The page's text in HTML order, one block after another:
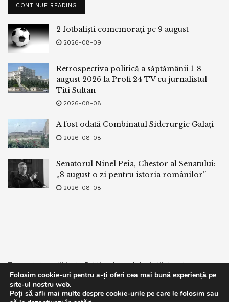
CONTINUE READING
2 fotbaliști comemorați pe 9 august
2026-08-09
Retrospectiva politică a săptămânii 1-8
august 2026 la Profi 24 TV cu jurnalistul
Titi Sultan
2026-08-08
A fost odată Combinatul Siderurgic Galați
2026-08-08
Senatorul Ninel Peia, Chestor al Senatului:
„8 august o zi pentru istoria românilor”
2026-08-08
Termeni si conditii
Politica de confidentialitate
Facebook
Contact
© 2019bpnews- Business & Politics Newsbpnews.
Folosim cookie-uri pentru a-ți oferi cea mai bună experiență pe
site-ul nostru web.
Poți să afli mai multe despre cookie-urile pe care le folosim sau